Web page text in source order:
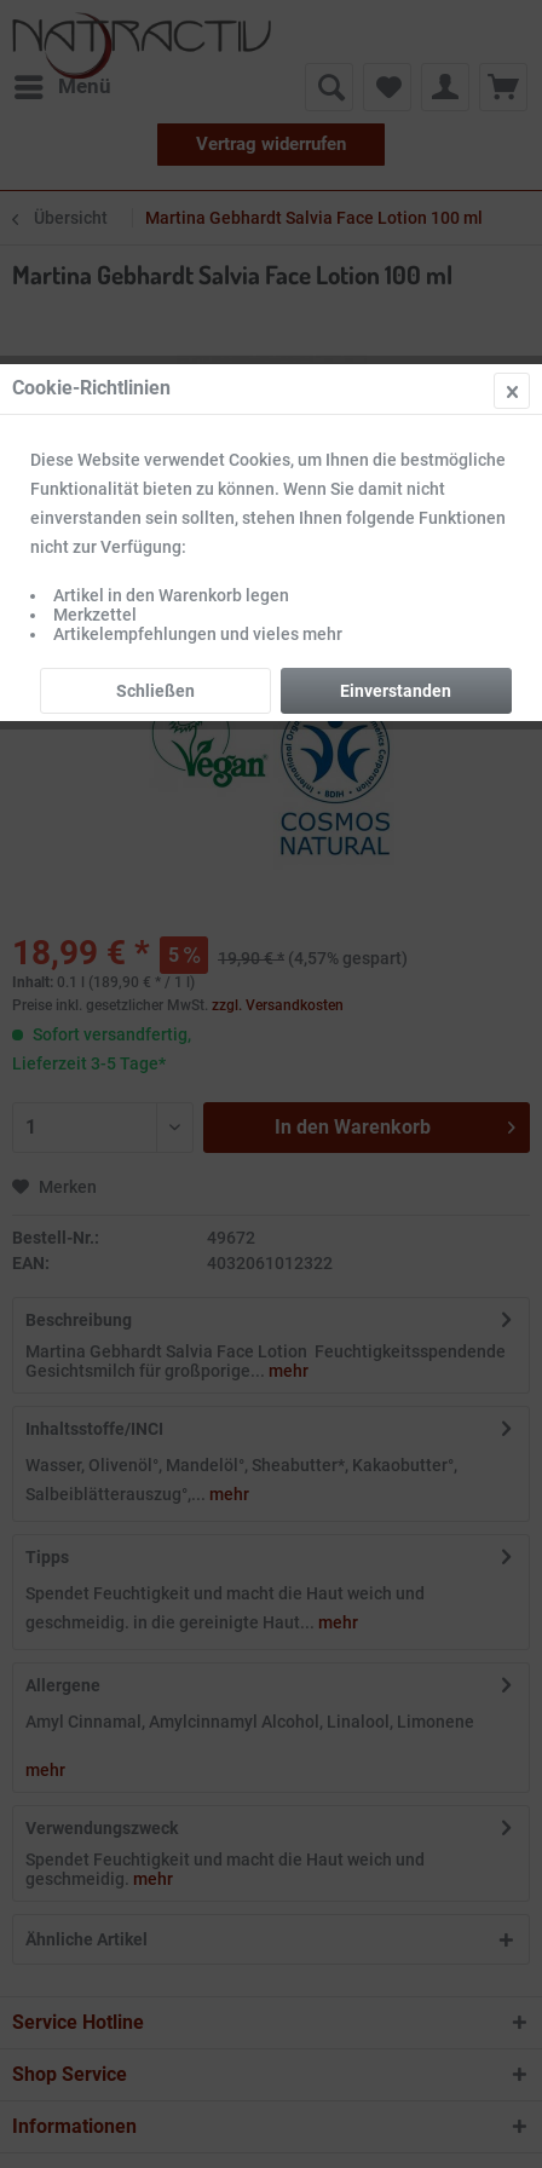
Menü
Vertrag widerrufen
Übersicht Martina Gebhardt Salvia Face Lotion 100 ml
Martina Gebhardt Salvia Face Lotion 100 ml
18,99 € * 5 19,90 € * (4,57% gespart)
Inhalt: 0.1 l (189,90 € * / 1 l)
Preise inkl. gesetzlicher MwSt. zzgl. Versandkosten
Sofort versandfertig,
Lieferzeit 3-5 Tage*
In den Warenkorb
Merken
Bestell-Nr.:
49672
EAN:
4032061012322
Beschreibung
Martina Gebhardt Salvia Face Lotion Feuchtigkeitsspendende
Gesichtsmilch für großporige... mehr
Inhaltsstoffe/INCI
Wasser, Olivenöl°, Mandelöl°, Sheabutter*, Kakaobutter°,
Salbeiblätterauszug°,... mehr
Tipps
Spendet Feuchtigkeit und macht die Haut weich und
geschmeidig. in die gereinigte Haut... mehr
Allergene
Amyl Cinnamal, Amylcinnamyl Alcohol, Linalool, Limonene
mehr
Verwendungszweck
Spendet Feuchtigkeit und macht die Haut weich und
geschmeidig. mehr
Ähnliche Artikel
Service Hotline
Shop Service
Informationen
Cookie-Richtlinien
Diese Website verwendet Cookies, um Ihnen die bestmögliche
Funktionalität bieten zu können. Wenn Sie damit nicht
einverstanden sein sollten, stehen Ihnen folgende Funktionen
nicht zur Verfügung:
Artikel in den Warenkorb legen
Merkzettel
Artikelempfehlungen und vieles mehr
Einverstanden
Schließen